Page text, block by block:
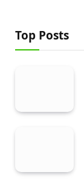
Top Posts